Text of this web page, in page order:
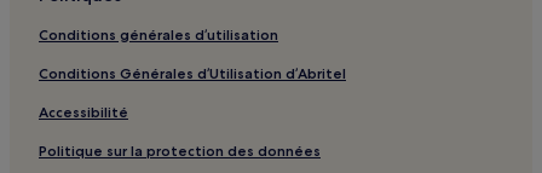
Gare de Kaiserslautern-Hohenecken : hôtels à proximité
Château de Falkenstein : hôtels à proximité
Conditions générales d’utilisation
Conditions Générales d’Utilisation d’Abritel
Accessibilité
Politique sur la protection des données